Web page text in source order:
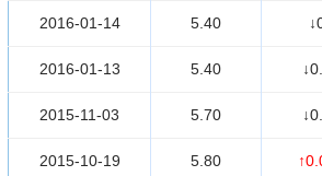
2016-01-14 5.40
2016-01-13 5.40
2015-11-03 5.70
2015-10-19 5.80